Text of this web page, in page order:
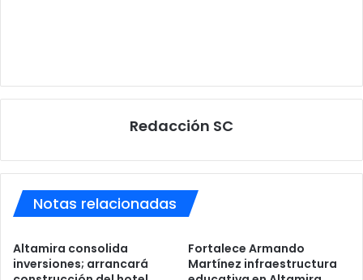
Redacción SC
Notas relacionadas
Altamira consolida
inversiones; arrancará
Fortalece Armando
Martínez infraestructura